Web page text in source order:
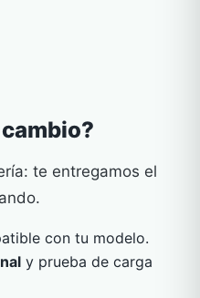
te entregamos el
con tu modelo.
y prueba de carga